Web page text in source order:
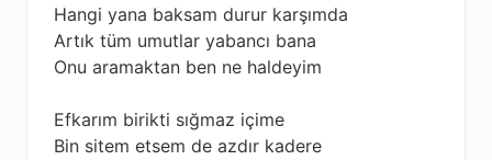
Hangi yana baksam durur karşımda
Artık tüm umutlar yabancı bana
Onu aramaktan ben ne haldeyim
Efkarım birikti sığmaz içime
Bin sitem etsem de azdır kadere